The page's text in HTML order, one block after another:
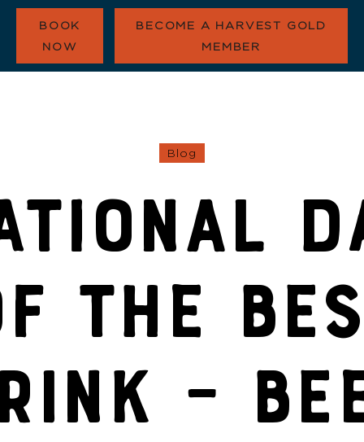
BOOK
NOW
BECOME A HARVEST GOLD
MEMBER
HARVEST GOLD
CONTACT
Blog
THE
–